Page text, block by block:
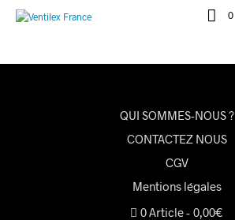
0
QUI SOMMES-NOUS ?
CONTACTEZ NOUS
CGV
Mentions légales
0 Article
0,00€